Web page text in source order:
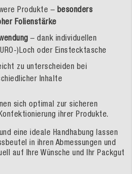
Produkte – besonders
Folienstärke
– dank individuellen
)Loch oder Einstecktasche
zu unterscheiden bei
Inhalte
sich optimal zur sicheren
ihrer Produkte.
eine ideale Handhabung lassen
in ihren Abmessungen und
auf Ihre Wünsche und Ihr Packgut